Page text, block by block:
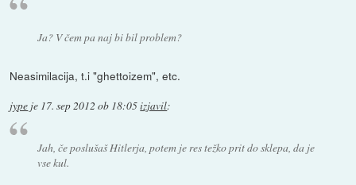
Ja? V čem pa naj bi bil problem?
Neasimilacija, t.i "ghettoizem", etc.
jype je 17. sep 2012 ob 18:05izjavil:
Jah, če poslušaš Hitlerja, potem je res težko prit do sklepa, da je
vse kul.